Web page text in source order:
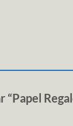
“Papel